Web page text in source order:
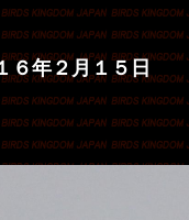
年２月１５日